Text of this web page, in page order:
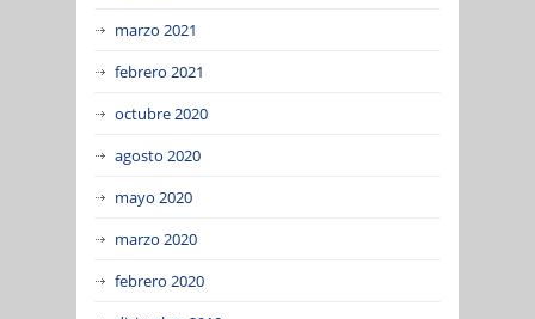
marzo 2021
febrero 2021
octubre 2020
agosto 2020
mayo 2020
marzo 2020
febrero 2020